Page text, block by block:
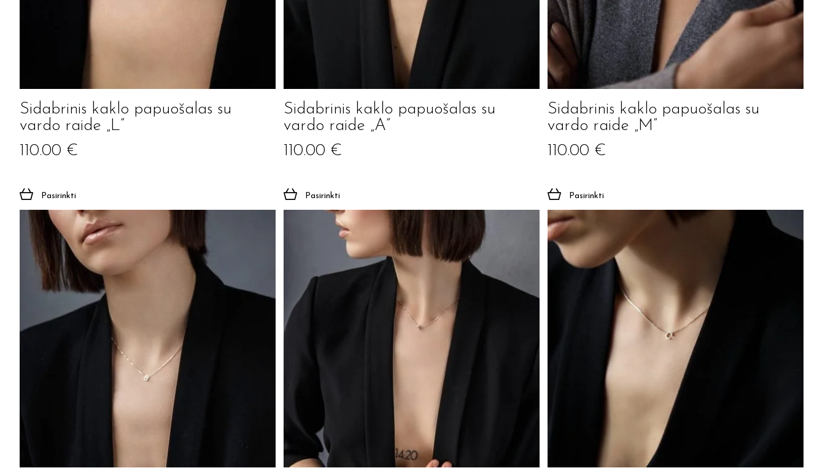
Sidabrinis kaklo papuošalas su
vardo raide „L”
110.00 €
Pasirinkti
Sidabrinis kaklo papuošalas su
vardo raide „A”
110.00 €
Pasirinkti
Sidabrinis kaklo papuošalas su
vardo raide „M”
110.00 €
Pasirinkti